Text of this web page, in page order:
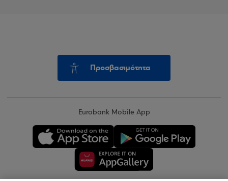
Προσβασιμότητα
Eurobank Mobile App